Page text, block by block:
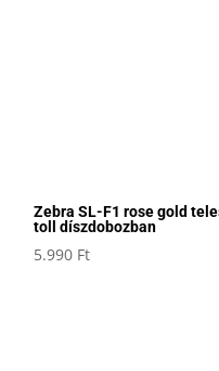
Zebra SL-F1 rose gold
toll díszdobozban
5.990 Ft